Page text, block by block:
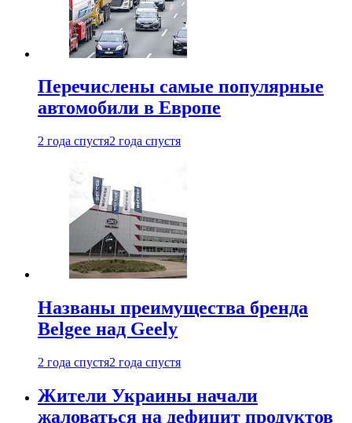
Перечислены самые популярные
автомобили в Европе
2 года спустя2 года спустя
Названы преимущества бренда
Belgee над Geely
2 года спустя2 года спустя
Жители Украины начали
жаловаться на дефицит продуктов